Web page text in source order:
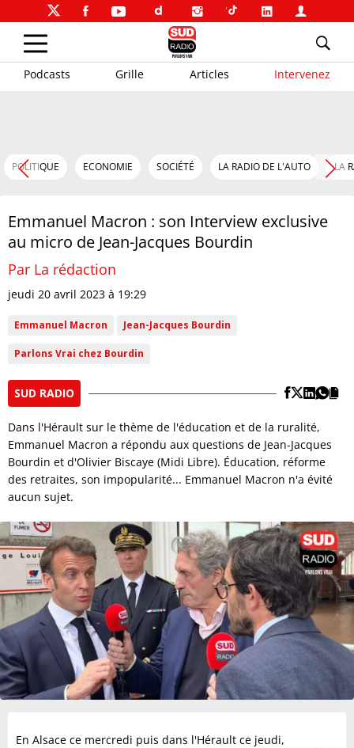
Podcasts Grille Articles Intervenez
POLITIQUE ECONOMIE SOCIÉTÉ LA RADIO DE L'AUTO LA
Emmanuel Macron : son Interview exclusive
au micro de Jean-Jacques Bourdin
Par La rédaction
jeudi 20 avril 2023 à 19:29
Emmanuel Macron Jean-Jacques Bourdin
Parlons Vrai chez Bourdin
SUD RADIO
Dans l'Hérault sur le thème de l'éducation et de la ruralité,
Emmanuel Macron a répondu aux questions de Jean-Jacques
Bourdin et d'Olivier Biscaye (Midi Libre). Éducation, réforme
des retraites, son impopularité... Emmanuel Macron n'a évité
aucun sujet.
En Alsace ce mercredi puis dans l'Hérault ce jeudi,